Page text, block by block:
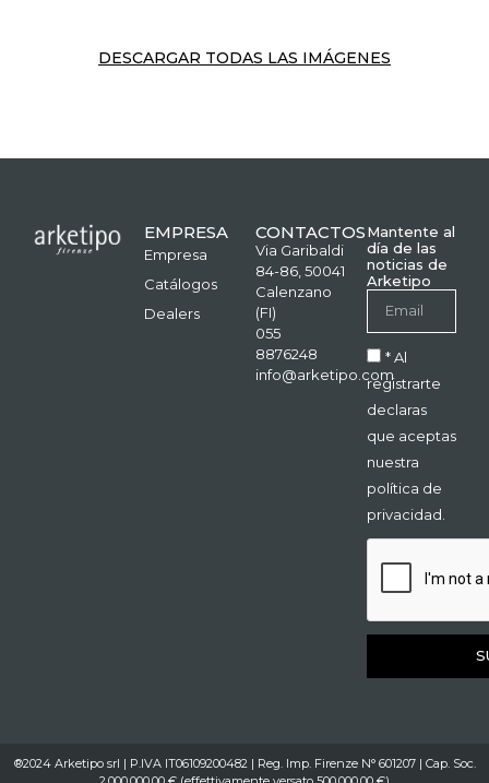
DESCARGAR TODAS LAS IMÁGENES
EMPRESA
Empresa
Catálogos
Dealers
CONTACTOS
Via Garibaldi
84-86, 50041
Calenzano
(FI)
055
8876248
info@arketipo.com
Mantente al
día de las
noticias de
Arketipo
* Al
registrarte
declaras
que aceptas
nuestra
política de
privacidad.
®2024 Arketipo srl | P.IVA IT06109200482 | Reg. Imp. Firenze N° 601207 | Cap. Soc.